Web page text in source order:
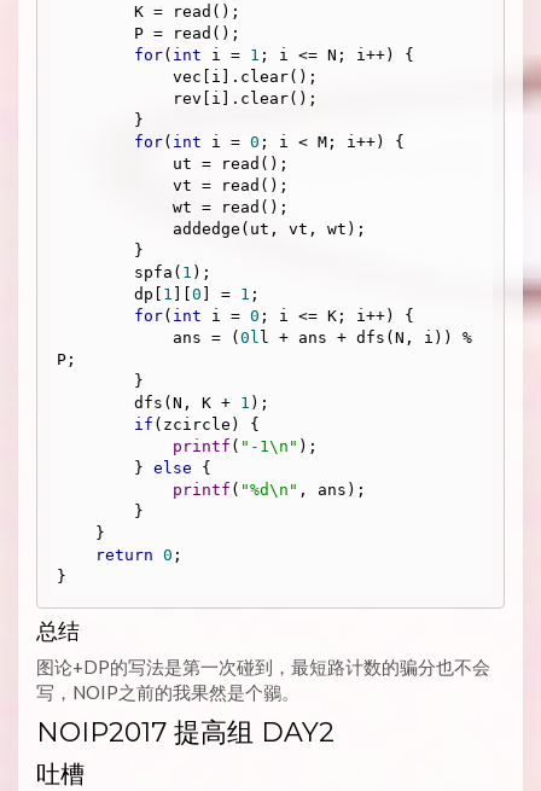
for( int i = 1 ; i <= N; i++) {
for( int i = 0 ; i < M; i++) {
        spfa(
1 );
        dp[
1 0 ] = 1 ;
for( int i = 0 ; i <= K; i++) {
            ans = (
0l l + ans + dfs(N, i)) %
P;
        dfs(N, K +
1 );
if (zcircle) {
printf ( "-1\n" );
        }
else {
printf ( "%d\n" , ans);
return 0 ;
总结
图论+DP的写法是第一次碰到，最短路计数的骗分也不会
写，NOIP之前的我果然是个鶸。
NOIP2017 提高组 DAY2
吐槽